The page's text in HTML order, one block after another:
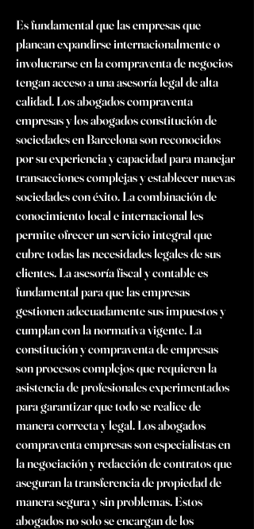
Es fundamental que las empresas que
planean expandirse internacionalmente o
involucrarse en la compraventa de negocios
tengan acceso a una asesoría legal de alta
calidad. Los abogados compraventa
empresas y los abogados constitución de
sociedades en Barcelona son reconocidos
por su experiencia y capacidad para manejar
transacciones complejas y establecer nuevas
sociedades con éxito. La combinación de
conocimiento local e internacional les
permite ofrecer un servicio integral que
cubre todas las necesidades legales de sus
clientes. La asesoría fiscal y contable es
fundamental para que las empresas
gestionen adecuadamente sus impuestos y
cumplan con la normativa vigente. La
constitución y compraventa de empresas
son procesos complejos que requieren la
asistencia de profesionales experimentados
para garantizar que todo se realice de
manera correcta y legal. Los abogados
compraventa empresas son especialistas en
la negociación y redacción de contratos que
aseguran la transferencia de propiedad de
manera segura y sin problemas. Estos
abogados no solo se encargan de los